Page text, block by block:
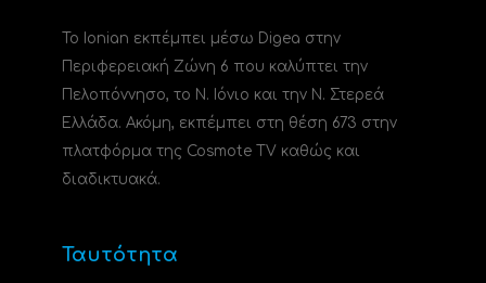
Το Ionian εκπέμπει μέσω Digea στην
Περιφερειακή Ζώνη 6 που καλύπτει την
Πελοπόννησο, το N. Ιόνιο και την Ν. Στερεά
Ελλάδα. Ακόμη, εκπέμπει στη θέση 673 στην
πλατφόρμα της Cosmote TV καθώς και
διαδικτυακά.
Ταυτότητα